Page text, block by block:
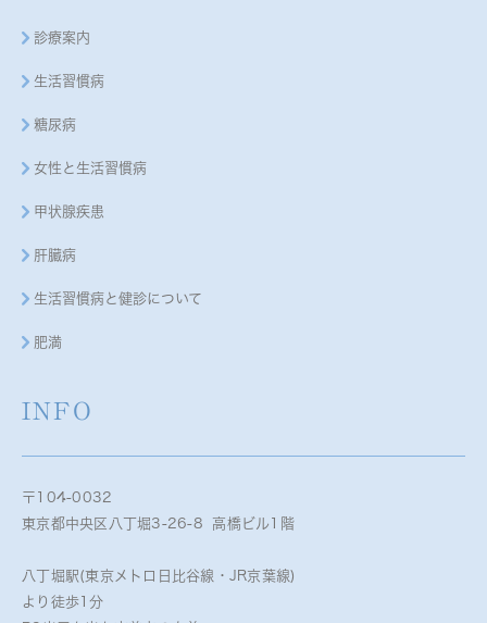
診療案内
生活習慣病
糖尿病
女性と生活習慣病
甲状腺疾患
肝臓病
生活習慣病と健診について
肥満
INFO
〒104-0032
東京都中央区八丁堀3-26-8 高橋ビル1階
八丁堀駅(東京メトロ日比谷線・JR京葉線)
より徒歩1分